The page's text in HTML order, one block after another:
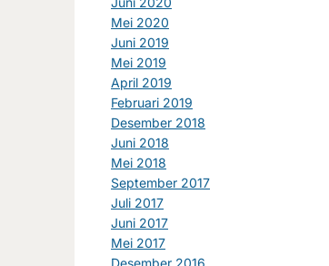
Mei 2020
Juni 2019
Mei 2019
April 2019
Februari 2019
Desember 2018
Juni 2018
Mei 2018
September 2017
Juli 2017
Juni 2017
Mei 2017
Desember 2016